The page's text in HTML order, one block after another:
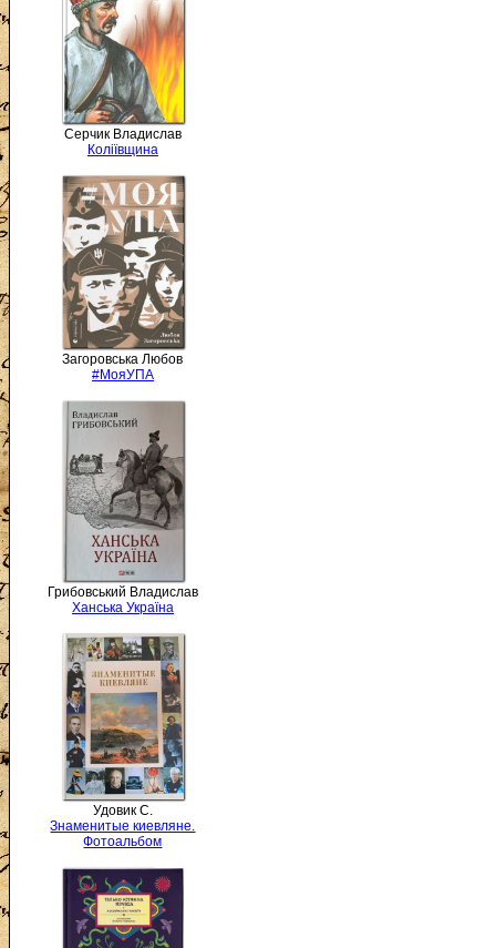
Серчик Владислав
Коліївщина
Загоровська Любов
#МояУПА
Грибовський Владислав
Ханська Україна
Удовик С.
Знаменитые киевляне.
Фотоальбом